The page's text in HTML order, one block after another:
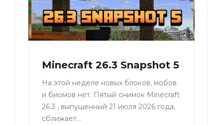
Minecraft 26.3 Snapshot 5
На этой неделе новых блоков, мобов
и биомов нет. Пятый снимок Minecraft
26.3 , выпущенный 21 июля 2026 года,
сближает...